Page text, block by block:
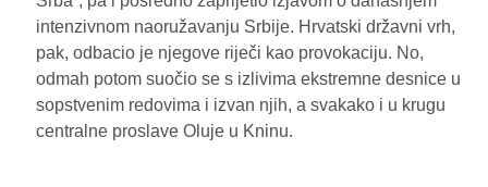
intenzivnom naoružavanju Srbije. Hrvatski državni vrh,
pak, odbacio je njegove riječi kao provokaciju. No,
odmah potom suočio se s izlivima ekstremne desnice u
sopstvenim redovima i izvan njih, a svakako i u krugu
centralne proslave Oluje u Kninu.